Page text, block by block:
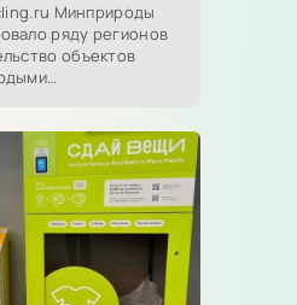
Минприроды
ряду регионов
объектов